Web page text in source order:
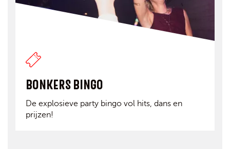
BONKERS BINGO
De explosieve party bingo vol hits, dans en
prijzen!